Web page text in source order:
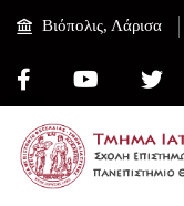
Βιόπολις, Λάρισα